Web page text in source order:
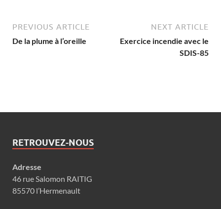
PREVIOUS ARTICLE
De la plume à l’oreille
NEXT ARTICLE
Exercice incendie avec le
SDIS-85
RETROUVEZ-NOUS
Adresse
46 rue Salomon RAITIG
85570 l’Hermenault